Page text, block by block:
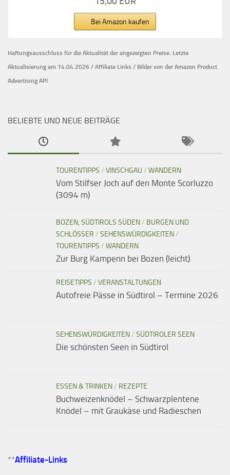
Bei Amazon kaufen
Haftungsausschluss für die Aktualität der angezeigten Preise. Letzte
Aktualisierung am 14.04.2026 / Affiliate Links / Bilder von der Amazon Product
Advertising API
BELIEBTE UND NEUE BEITRÄGE
TOURENTIPPS / VINSCHGAU / WANDERN
Vom Stilfser Joch auf den Monte Scorluzzo
(3094 m)
BOZEN, SÜDTIROLS SÜDEN/ BURGEN UND
SCHLÖSSER / SEHENSWÜRDIGKEITEN/
TOURENTIPPS / WANDERN
Zur Burg Kampenn bei Bozen (leicht)
REISETIPPS / VERANSTALTUNGEN
Autofreie Pässe in Südtirol – Termine 2026
SEHENSWÜRDIGKEITEN/ SÜDTIROLER SEEN
Die schönsten Seen in Südtirol
ESSEN & TRINKEN/ REZEPTE
Buchweizenknödel – Schwarzplentene
Knödel – mit Graukäse und Radieschen
**Affiliate-Links